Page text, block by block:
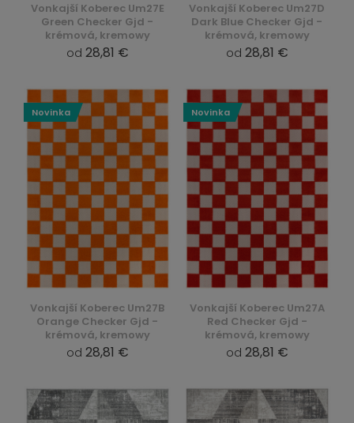
Vonkajší Koberec Um27E
Green Checker Gjd -
krémová, kremowy
od 28,81 €
Vonkajší Koberec Um27D
Dark Blue Checker Gjd -
krémová, kremowy
od 28,81 €
Vonkajší Koberec Um27B
Orange Checker Gjd -
krémová, kremowy
od 28,81 €
Novinka
Vonkajší Koberec Um27A
Red Checker Gjd -
krémová, kremowy
od 28,81 €
Novinka